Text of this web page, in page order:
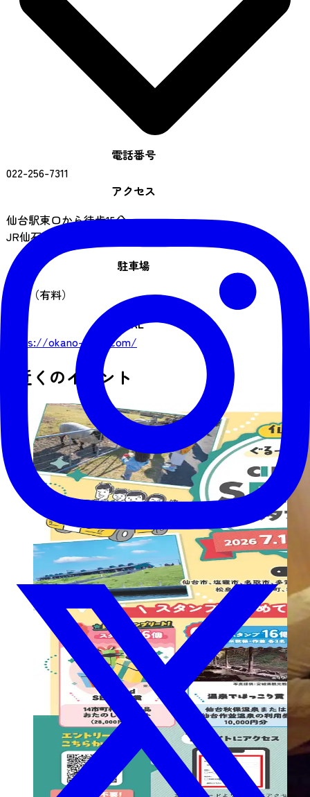
電話番号
022-256-7311
アクセス
仙台駅東口から徒歩15分
JR仙石線榴ケ岡駅より徒歩7分
駐車場
あり（有料）
URL
https://okano-hotel.com/
近くのイベント